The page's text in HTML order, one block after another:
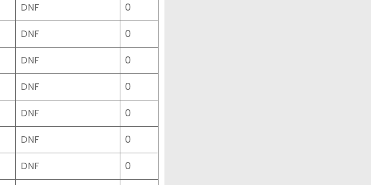
DNF
0
DNF
0
DNF
0
DNF
0
DNF
0
DNF
0
DNF
0